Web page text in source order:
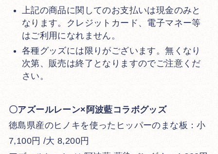
上記の商品に関してのお支払いは現金のみと
なります。クレジットカード、電子マネー等
はご利用になれません。
各種グッズには限りがございます。無くなり
次第、販売は終了となりますのでご注意くだ
さい。
〇アズールレーン×阿波藍コラボグッズ
徳島県産のヒノキを使ったヒッパーのまな板：小
7,100円 /大 8,200円